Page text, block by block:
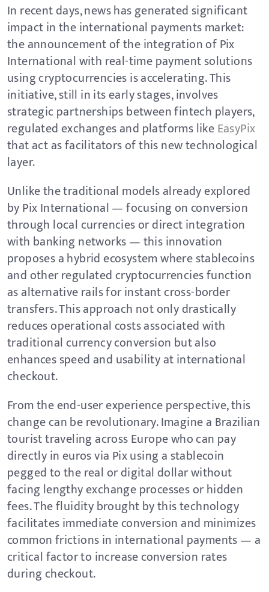
In recent days, news has generated significant
impact in the international payments market:
the announcement of the integration of Pix
International with real-time payment solutions
using cryptocurrencies is accelerating. This
initiative, still in its early stages, involves
strategic partnerships between fintech players,
regulated exchanges and platforms likeEasyPix
that act as facilitators of this new technological
layer.
Unlike the traditional models already explored
by Pix International — focusing on conversion
through local currencies or direct integration
with banking networks — this innovation
proposes a hybrid ecosystem where stablecoins
and other regulated cryptocurrencies function
as alternative rails for instant cross-border
transfers. This approach not only drastically
reduces operational costs associated with
traditional currency conversion but also
enhances speed and usability at international
checkout.
From the end-user experience perspective, this
change can be revolutionary. Imagine a Brazilian
tourist traveling across Europe who can pay
directly in euros via Pix using a stablecoin
pegged to the real or digital dollar without
facing lengthy exchange processes or hidden
fees. The fluidity brought by this technology
facilitates immediate conversion and minimizes
common frictions in international payments — a
critical factor to increase conversion rates
during checkout.